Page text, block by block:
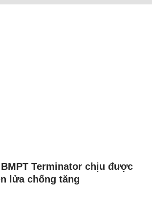
Terminator chịu được
lửa chống tăng